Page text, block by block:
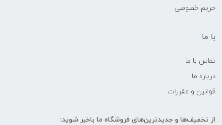
حریم خصوصی
با ما
تماس با ما
درباره ما
قوانین و مقررات
از تخفیف‌ها و جدیدترین‌های فروشگاه ما باخبر شوید: